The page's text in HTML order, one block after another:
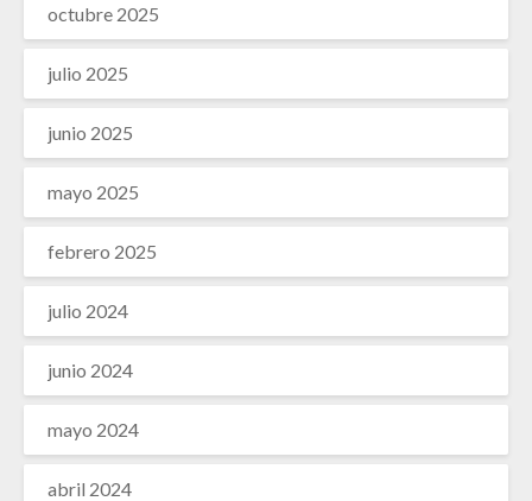
octubre 2025
julio 2025
junio 2025
mayo 2025
febrero 2025
julio 2024
junio 2024
mayo 2024
abril 2024